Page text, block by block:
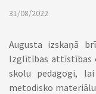
31/08/2022
Augusta izskaņā
Izglītības attīstības
skolu pedagogi,
metodisko